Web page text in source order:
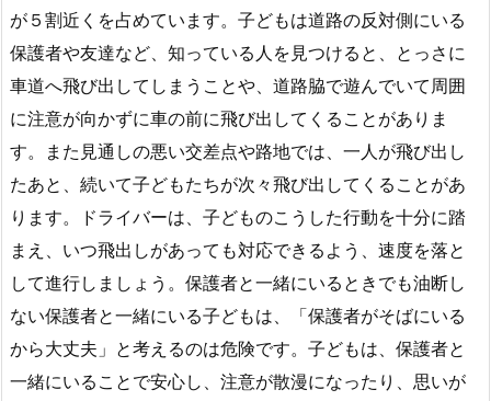
が５割近くを占めています。子どもは道路の反対側にいる
保護者や友達など、知っている人を見つけると、とっさに
車道へ飛び出してしまうことや、道路脇で遊んでいて周囲
に注意が向かずに車の前に飛び出してくることがありま
す。また見通しの悪い交差点や路地では、一人が飛び出し
たあと、続いて子どもたちが次々飛び出してくることがあ
ります。ドライバーは、子どものこうした行動を十分に踏
まえ、いつ飛出しがあっても対応できるよう、速度を落と
して進行しましょう。保護者と一緒にいるときでも油断し
ない保護者と一緒にいる子どもは、「保護者がそばにいる
から大丈夫」と考えるのは危険です。子どもは、保護者と
一緒にいることで安心し、注意が散漫になったり、思いが